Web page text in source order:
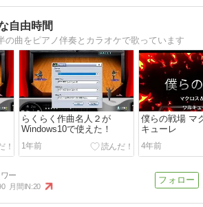
自由時間
の曲をピアノ伴奏とカラオケで歌っています
らくらく作曲名人２が
Windows10で使えた！
1年前
僕らの戦場 マ
キューレ
4年前
月間IN:20